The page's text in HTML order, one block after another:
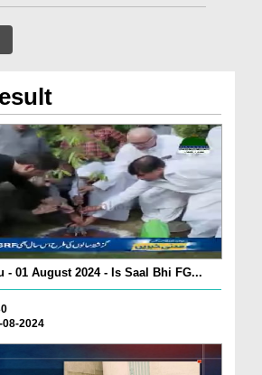
- 01 August 2024 - Is Saal Bhi FG...
2024